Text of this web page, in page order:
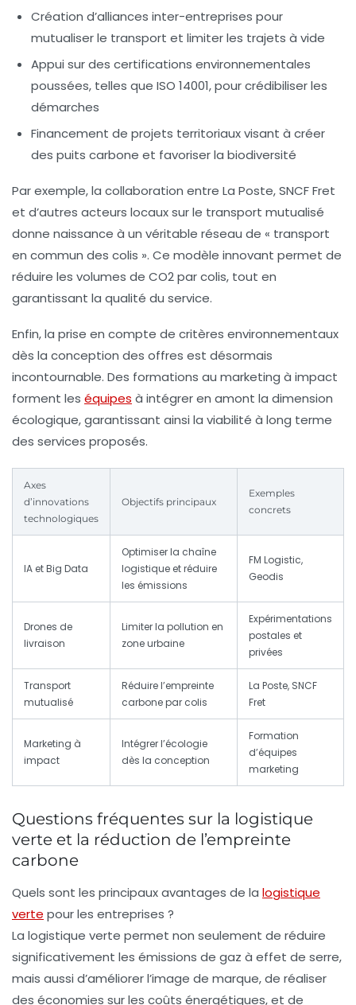
Création d’alliances inter-entreprises pour
mutualiser le transport et limiter les trajets à vide
Appui sur des certifications environnementales
poussées, telles que ISO 14001, pour crédibiliser les
démarches
Financement de projets territoriaux visant à créer
des puits carbone et favoriser la biodiversité
Par exemple, la collaboration entre La Poste,SNCF Fret
et d’autres acteurs locaux sur le transport mutualisé
donne naissance à un véritable réseau de « transport
en commun des colis ». Ce modèle innovant permet de
réduire les volumes de CO2 par colis, tout en
garantissant la qualité du service.
Enfin, la prise en compte de critères environnementaux
dès la conception des offres est désormais
incontournable. Des formations au marketing à impact
forment les équipes à intégrer en amont la dimension
écologique, garantissant ainsi la viabilité à long terme
des services proposés.
Axes
d’innovations
technologiques
Objectifs principaux
Exemples
concrets
IA et Big Data
Optimiser la chaîne
logistique et réduire
les émissions
FM Logistic,
Geodis
Drones de
livraison
Limiter la pollution en
zone urbaine
Expérimentations
postales et
privées
Transport
mutualisé
Réduire l’empreinte
carbone par colis
La Poste, SNCF
Fret
Marketing à
impact
Intégrer l’écologie
dès la conception
Formation
d’équipes
marketing
Questions fréquentes sur la logistique
verte et la réduction de l’empreinte
carbone
Quels sont les principaux avantages de la logistique
verte pour les entreprises ?
La logistique verte permet non seulement de réduire
significativement les émissions de gaz à effet de serre,
mais aussi d’améliorer l’image de marque, de réaliser
des économies sur les coûts énergétiques, et de